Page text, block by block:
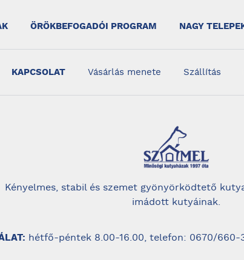
ÖRÖKBEFOGADÓI PROGRAM NAGY
KAPCSOLAT Vásárlás menete Szállítás
Kényelmes, stabil és szemet gyönyörködtető
imádott kutyáinak.
hétfő-péntek 8.00-16.00, telefon: 0670/